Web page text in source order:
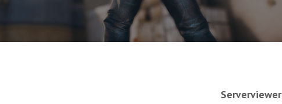
Serverviewer